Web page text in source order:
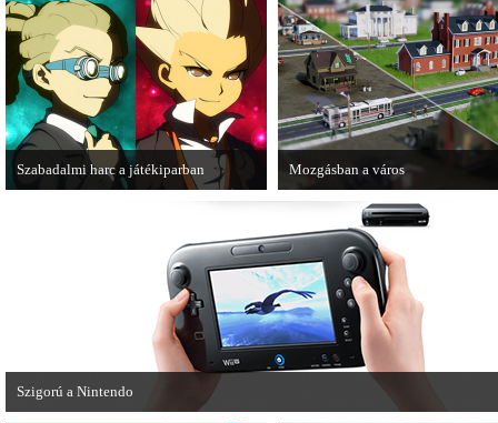
megvásárlása után mostantól nem kell
havidíjat fizetnünk a folyamatos
kalandozásokért.
n bemutatott MGS videóval
kapcsolatban.
Szabadalmi harc a játékiparban
használják a kiadó által levédetett
Mozgásban a város
Új fejlesztői videó érkezett a
elején megjelenő SimCityből.
Szigorú a Nintendo